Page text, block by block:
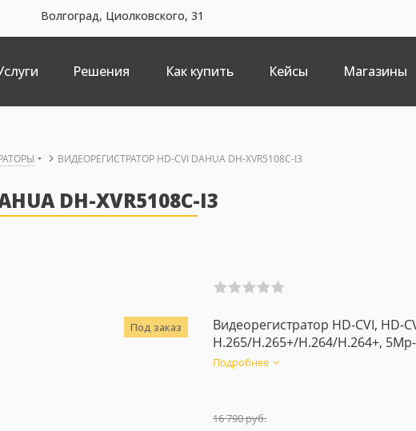
Волгоград, Циолковского, 31
Решения Как купить Кейсы Магазины
ВИДЕОРЕГИСТРАТОР HD-CVI DAHUA DH-XVR5108C-I3
DH-XVR5108C-I3
Под заказ
Видеорегистратор HD-CVI, HD-
H.265/H.265+/H.264/H.264+,
Подробнее
16 790руб.